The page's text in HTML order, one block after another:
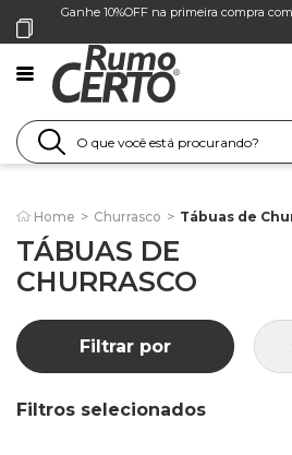
Ganhe 10%OFF na primeira compra
Home > Churrasco > Tábuas de
TÁBUAS DE
CHURRASCO
Filtrar por
Filtros selecionados